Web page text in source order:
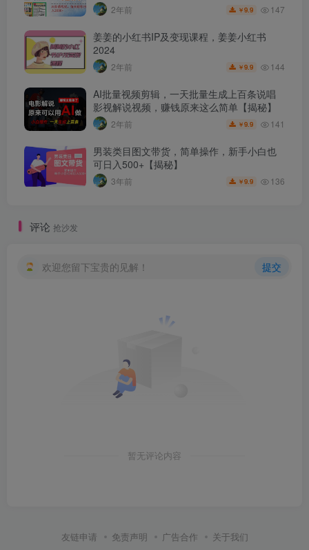
2年前 ￥9.9 147
姜姜的小红书IP及变现课程，姜姜小红书
2024
2年前 ￥9.9 144
AI批量视频剪辑，一天批量生成上百条说唱
影视解说视频，赚钱原来这么简单【揭秘】
2年前 ￥9.9 141
男装类目图文带货，简单操作，新手小白也
可日入500+【揭秘】
3年前 ￥9.9 136
评论 抢沙发
欢迎您留下宝贵的见解！ 提交
暂无评论内容
友链申请 免责声明 广告合作 关于我们